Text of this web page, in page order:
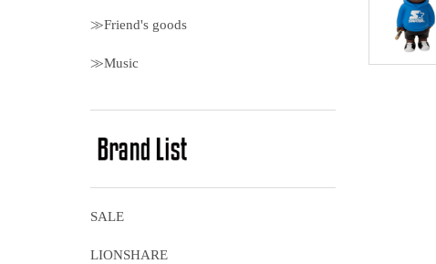
≫Friend's goods
≫Music
SALE
LIONSHARE